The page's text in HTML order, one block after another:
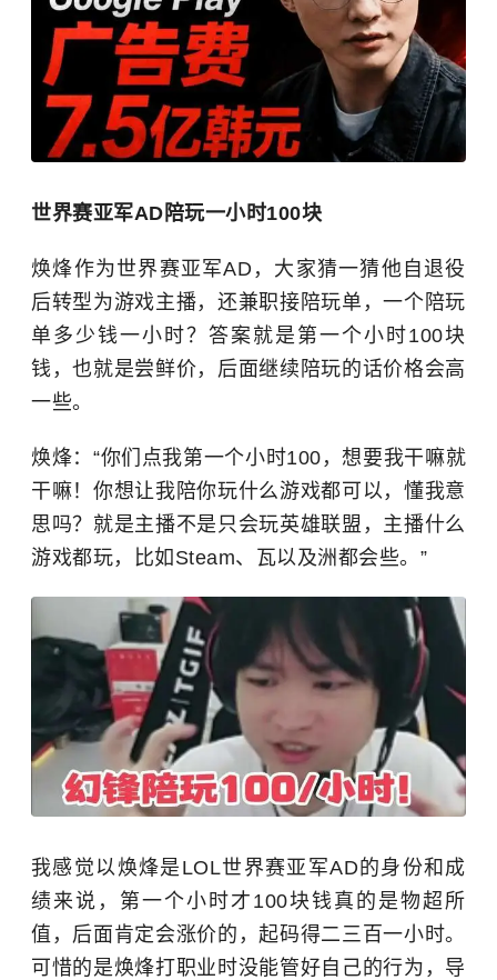
世界赛亚军AD陪玩一小时100块
焕烽作为世界赛亚军AD，大家猜一猜他自退役
后转型为游戏主播，还兼职接陪玩单，一个陪玩
单多少钱一小时？答案就是第一个小时100块
钱，也就是尝鲜价，后面继续陪玩的话价格会高
一些。
焕烽：“你们点我第一个小时100，想要我干嘛就
干嘛！你想让我陪你玩什么游戏都可以，懂我意
思吗？就是主播不是只会玩英雄联盟，主播什么
游戏都玩，比如Steam、瓦以及洲都会些。”
我感觉以焕烽是LOL世界赛亚军AD的身份和成
绩来说，第一个小时才100块钱真的是物超所
值，后面肯定会涨价的，起码得二三百一小时。
可惜的是焕烽打职业时没能管好自己的行为，导